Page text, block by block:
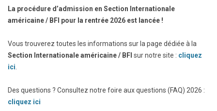
La procédure d’admission en Section Internationale
américaine / BFI pour la rentrée 2026 est lancée !
Vous trouverez toutes les informations sur la page dédiée à la
Section Internationale américaine / BFI sur notre site : cliquez
ici
Des questions ? Consultez notre foire aux questions (FAQ) 2026 :
cliquez ici